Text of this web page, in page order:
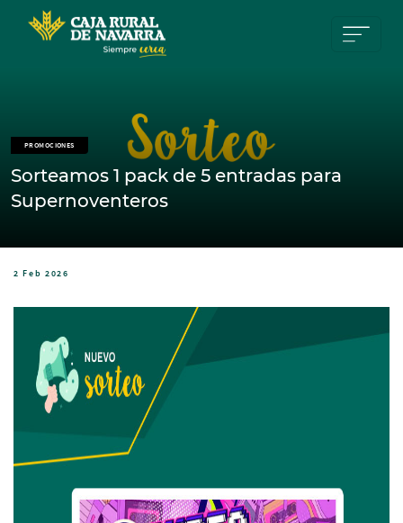
PROMOCIONES
Sorteamos 1 pack de 5 entradas para
Supernoventeros
2 Feb 2026